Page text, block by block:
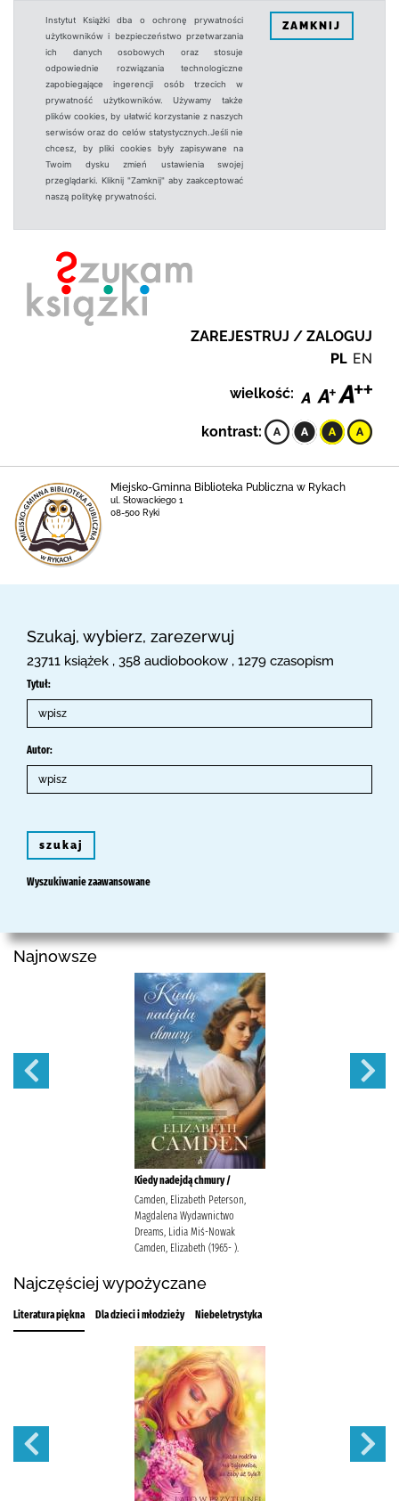
Instytut Książki dba o ochronę prywatności
użytkowników i bezpieczeństwo przetwarzania
ich danych osobowych oraz stosuje
odpowiednie rozwiązania technologiczne
zapobiegające ingerencji osób trzecich w
prywatność użytkowników. Używamy także
plików cookies, by ułatwić korzystanie z naszych
serwisów oraz do celów statystycznych.Jeśli nie
chcesz, by pliki cookies były zapisywane na
Twoim dysku zmień ustawienia swojej
przeglądarki. Kliknij "Zamknij" aby zaakceptować
naszą politykę prywatności.
ZAMKNIJ
ZAREJESTRUJ / ZALOGUJ
PL EN
wielkość:
kontrast:
Miejsko-Gminna Biblioteka Publiczna w Rykach
ul. Słowackiego 1
08-500 Ryki
Szukaj, wybierz, zarezerwuj
23711 książek , 358 audiobookow , 1279 czasopism
Tytuł:
Autor:
szukaj
Wyszukiwanie zaawansowane
Najnowsze
Kiedy nadejdą chmury /
Camden, Elizabeth Peterson,
Magdalena Wydawnictwo
Dreams, Lidia Miś-Nowak
Camden, Elizabeth (1965- ).
Najczęściej wypożyczane
Literatura piękna Dla dzieci i młodzieży Niebeletrystyka